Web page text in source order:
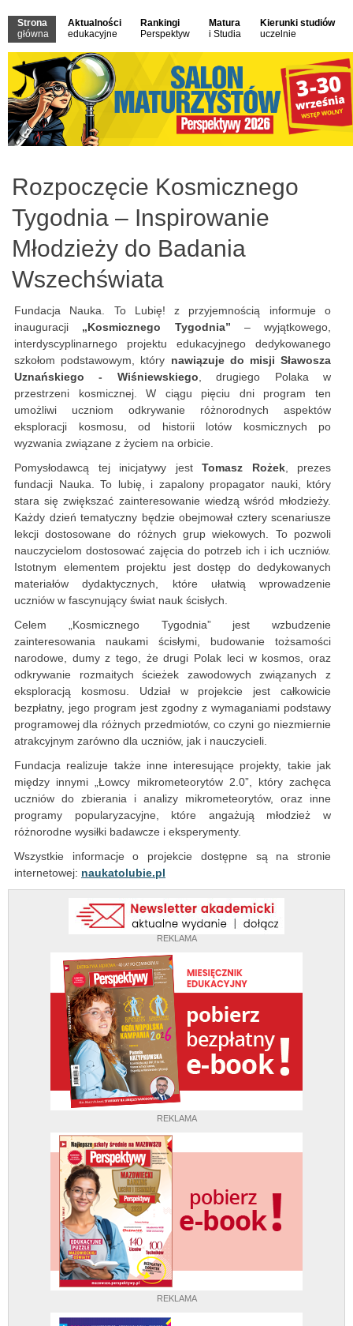
Strona
główna
Aktualności
edukacyjne
Rankingi
Perspektyw
Matura
i Studia
Kierunki studiów
uczelnie
REKLAMA
REKLAMA
REKLAMA
Rozpoczęcie Kosmicznego
Tygodnia – Inspirowanie
Młodzieży do Badania
Wszechświata
Fundacja Nauka. To Lubię! z przyjemnością informuje o
inauguracji „Kosmicznego Tygodnia” – wyjątkowego,
interdyscyplinarnego projektu edukacyjnego dedykowanego
szkołom podstawowym, który nawiązuje do misji Sławosza
Uznańskiego - Wiśniewskiego, drugiego Polaka w
przestrzeni kosmicznej. W ciągu pięciu dni program ten
umożliwi uczniom odkrywanie różnorodnych aspektów
eksploracji kosmosu, od historii lotów kosmicznych po
wyzwania związane z życiem na orbicie.
Pomysłodawcą tej inicjatywy jest Tomasz Rożek, prezes
fundacji Nauka. To lubię, i zapalony propagator nauki, który
stara się zwiększać zainteresowanie wiedzą wśród młodzieży.
Każdy dzień tematyczny będzie obejmował cztery scenariusze
lekcji dostosowane do różnych grup wiekowych. To pozwoli
nauczycielom dostosować zajęcia do potrzeb ich i ich uczniów.
Istotnym elementem projektu jest dostęp do dedykowanych
materiałów dydaktycznych, które ułatwią wprowadzenie
uczniów w fascynujący świat nauk ścisłych.
Celem „Kosmicznego Tygodnia” jest wzbudzenie
zainteresowania naukami ścisłymi, budowanie tożsamości
narodowe, dumy z tego, że drugi Polak leci w kosmos, oraz
odkrywanie rozmaitych ścieżek zawodowych związanych z
eksploracją kosmosu. Udział w projekcie jest całkowicie
bezpłatny, jego program jest zgodny z wymaganiami podstawy
programowej dla różnych przedmiotów, co czyni go niezmiernie
atrakcyjnym zarówno dla uczniów, jak i nauczycieli.
Fundacja realizuje także inne interesujące projekty, takie jak
między innymi „Łowcy mikrometeorytów 2.0”, który zachęca
uczniów do zbierania i analizy mikrometeorytów, oraz inne
programy popularyzacyjne, które angażują młodzież w
różnorodne wysiłki badawcze i eksperymenty.
Wszystkie informacje o projekcie dostępne są na stronie
internetowej: naukatolubie.pl